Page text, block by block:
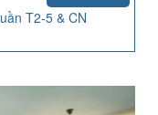
T2-5 & CN